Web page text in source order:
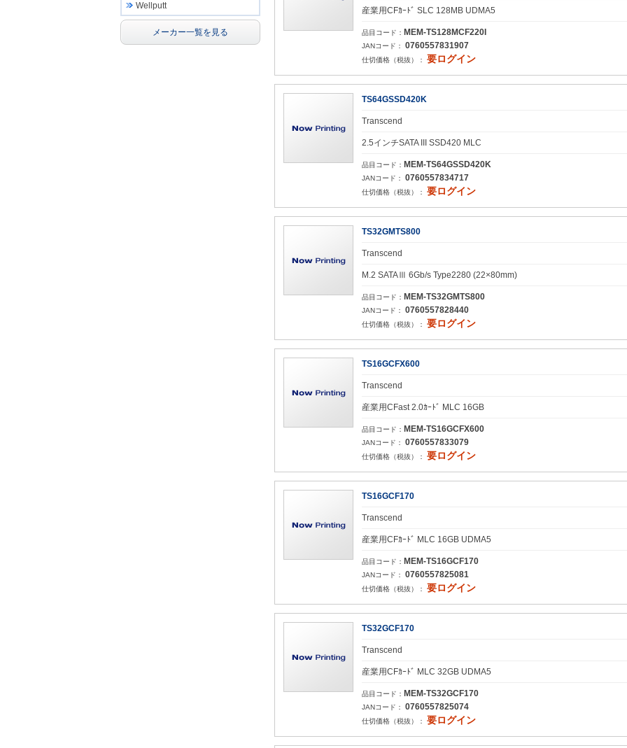
産業用CFｶｰﾄﾞ SLC 128MB UDMA5
品目コード： MEM-TS128MCF220I
JANコード： 0760557831907
仕切価格（税抜）： 要ログイン
TS64GSSD420K
Transcend
2.5インチSATA III SSD420 MLC
品目コード： MEM-TS64GSSD420K
JANコード： 0760557834717
仕切価格（税抜）： 要ログイン
TS32GMTS800
Transcend
M.2 SATAⅢ 6Gb/s Type2280 (22×80mm)
品目コード： MEM-TS32GMTS800
JANコード： 0760557828440
仕切価格（税抜）： 要ログイン
TS16GCFX600
Transcend
産業用CFast 2.0ｶｰﾄﾞ MLC 16GB
品目コード： MEM-TS16GCFX600
JANコード： 0760557833079
仕切価格（税抜）： 要ログイン
TS16GCF170
Transcend
産業用CFｶｰﾄﾞ MLC 16GB UDMA5
品目コード： MEM-TS16GCF170
JANコード： 0760557825081
仕切価格（税抜）： 要ログイン
TS32GCF170
Transcend
産業用CFｶｰﾄﾞ MLC 32GB UDMA5
品目コード： MEM-TS32GCF170
JANコード： 0760557825074
仕切価格（税抜）： 要ログイン
Wellputt
メーカー一覧を見る